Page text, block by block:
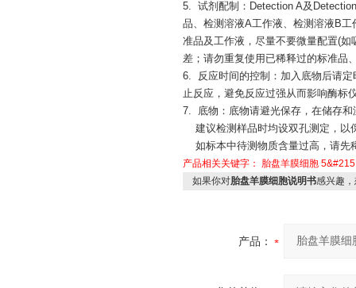
5. 试剂配制：Detection A及
品、检测溶液A工作液、检测溶液B
准品及工作液，尽量不要微量配置(
差；请勿重复使用已稀释过的标准品
6. 反应时间的控制：加入底物后请定
止反应，避免反应过强从而影响酶标
7. 底物：底物请避光保存，在储存
建议检测样品时均设双孔测定，以
如标本中待测物质含量过高，请先
产品相关关键字： 胎盘羊膜细胞
如果你对胎盘羊膜细胞说明书感兴趣
产品：